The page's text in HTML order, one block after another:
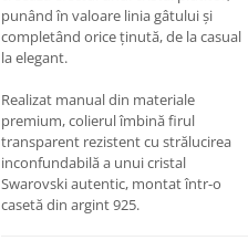
punând în valoare linia gâtului și
completând orice ținută, de la casual
la elegant.
Realizat manual din materiale
premium, colierul îmbină firul
transparent rezistent cu strălucirea
inconfundabilă a unui cristal
Swarovski autentic, montat într-o
casetă din argint 925.